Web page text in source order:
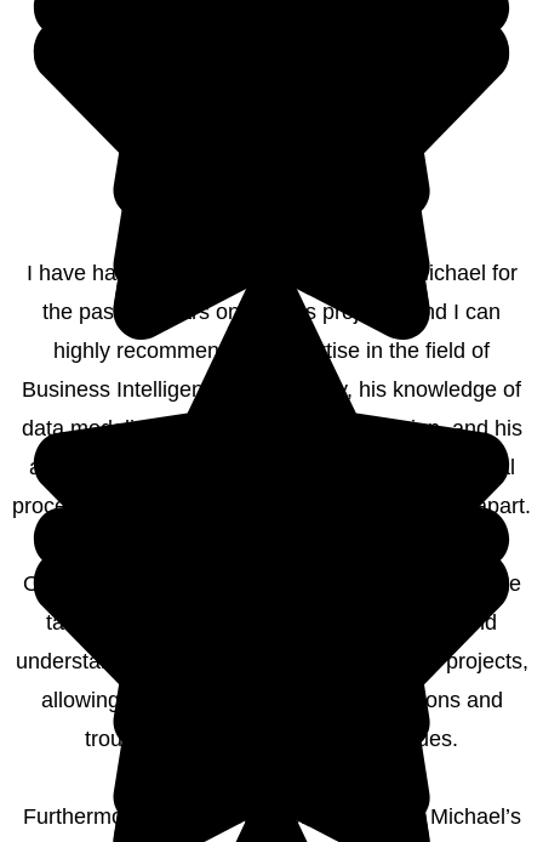
I have had the pleasure of working with Michael for
the past 10 years on various projects, and I can
highly recommend his expertise in the field of
Business Intelligence. Specifically, his knowledge of
data modeling, data warehouse automation, and his
ability to seamlessly integrate BI into technological
processes of an overall IT architecture sets him apart.
One additional advantage that Michael brings to the
table is his coding skills. His ability to write and
understand code is a significant asset in our projects,
allowing him to implement custom solutions and
troubleshoot complex technical issues.
Furthermore, I have consistently relied on Michael’s